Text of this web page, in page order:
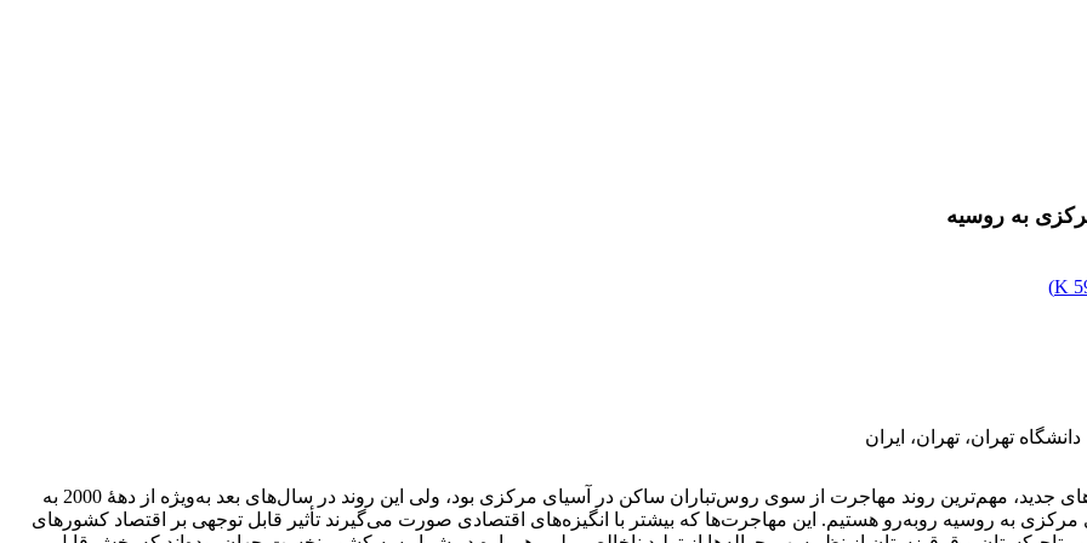
به روسیه
)
تهران، تهران، ایران
در سال‌‏های آغازین فروپاشی اتحاد شوروی و جایگزین‌شدن جمهوری‏‌های جدید، مهم‌ترین روند مهاجرت از سوی روس‏‌تباران ساکن در آسیای مرکزی بود، ولی این روند در سال‏‌های بعد به‌ویژه از دهۀ 2000 به
به روسیه روبه‌رو هستیم. این مهاجرت‌‏ها که بیشتر با انگیزه‏‌های اقتصادی صورت می‌‏گیرند تأثیر قابل توجهی بر اقتصاد کشورهای